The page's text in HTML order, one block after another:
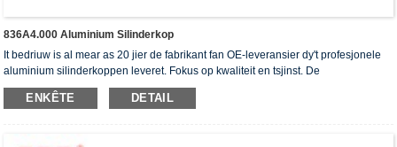
836A4.000 Aluminium Silinderkop
It bedriuw is al mear as 20 jier de fabrikant fan OE-leveransier dy't profesjonele
aluminium silinderkoppen leveret. Fokus op kwaliteit en tsjinst. De
silinderkoppen hawwe it ISO16949-autentikaasjesertifikaat, "de heechdichte
silinderkop", "de lange libbensdoer fan 'e silinderkop" en de oare 5 patinten foar
ENKÊTE DETAIL